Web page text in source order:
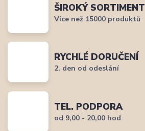
ŠIROKÝ SORTIMENT
Více než 15000 produktů
RYCHLÉ DORUČENÍ
2. den od odeslání
TEL. PODPORA
od 9,00 - 20,00 hod